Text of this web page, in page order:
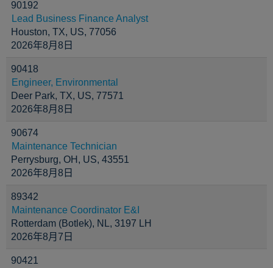
90192
Lead Business Finance Analyst
Houston, TX, US, 77056
2026年8月8日
90418
Engineer, Environmental
Deer Park, TX, US, 77571
2026年8月8日
90674
Maintenance Technician
Perrysburg, OH, US, 43551
2026年8月8日
89342
Maintenance Coordinator E&I
Rotterdam (Botlek), NL, 3197 LH
2026年8月7日
90421